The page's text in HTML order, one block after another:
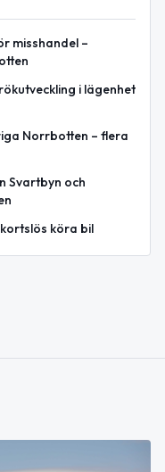
misshandel –
i lägenhet
Norrbotten – flera
Svartbyn och
köra bil